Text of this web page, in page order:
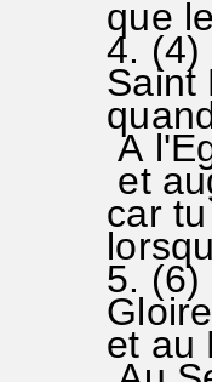
que
4.
Saint
A
et
car
5.
et au